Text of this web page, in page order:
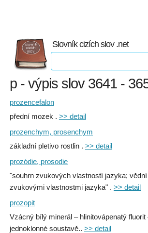
Slovník cizích slov .net
p - výpis slov 3641 -
prozencefalon
přední mozek . >> detail
prozenchym, prosenchym
základní pletivo rostlin . >> detail
prozódie, prosodie
"souhrn zvukových vlastností jazyka;
zvukovými vlastnostmi jazyka" . >> detail
prozopit
Vzácný bílý minerál – hlinitovápenatý
jednoklonné soustavě.. >> detail